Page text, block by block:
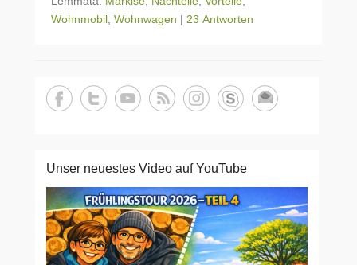
Wohnmobil Wohnwagen | 23 Antworten
Unser neuestes Video auf YouTube